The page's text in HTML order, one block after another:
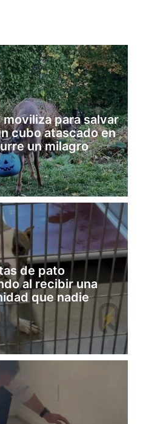
para salvar
cubo atascado en
un milagro
de pato
al recibir una
que nadie